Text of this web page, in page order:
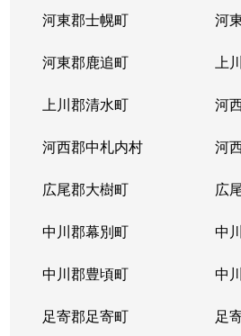
河東郡士幌町 河
河東郡鹿追町 上
上川郡清水町 河
河西郡中札内村 河
広尾郡大樹町 広
中川郡幕別町 中
中川郡豊頃町 中
足寄郡足寄町 足